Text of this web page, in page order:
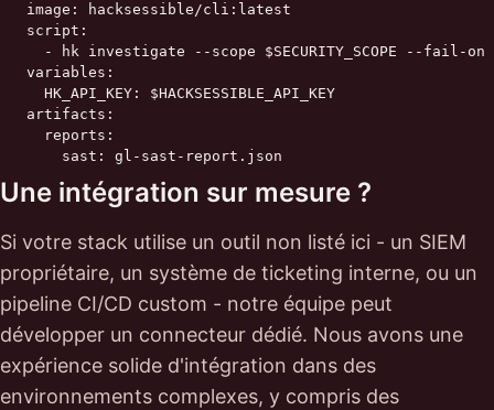
  image: hacksessible/cli:latest
  script:
- hk investigate --scope $SECURITY_SCOPE --fail-on
  variables:
    HK_API_KEY: $HACKSESSIBLE_API_KEY
  artifacts:
    reports:
      sast: gl-sast-report.json
Une intégration sur mesure ?
Si votre stack utilise un outil non listé ici - un SIEM
propriétaire, un système de ticketing interne, ou un
pipeline CI/CD custom - notre équipe peut
développer un connecteur dédié. Nous avons une
expérience solide d'intégration dans des
environnements complexes, y compris des